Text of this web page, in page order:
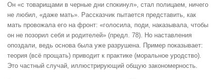
Он «с товарищами в черные дни спокинул», стал полицаем, ничего
не любил, «даже мать». Рассказчик пытается представить, как
мать провожала его на фронт: «голосила, поди, наказывала, чтобы
он не позорил себя и родителей» (предл. 78). Но наставления
опоздали, ведь основа была уже разрушена. Пример показывает:
теория (всё прощать) приводит к практике (моральное уродство).
Это частный случай, иллюстрирующий общую закономерность.